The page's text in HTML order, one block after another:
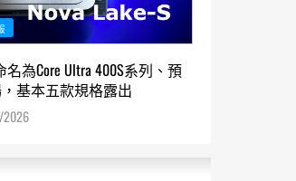
名為Core Ultra 400S系列、預
基本五款規格露出